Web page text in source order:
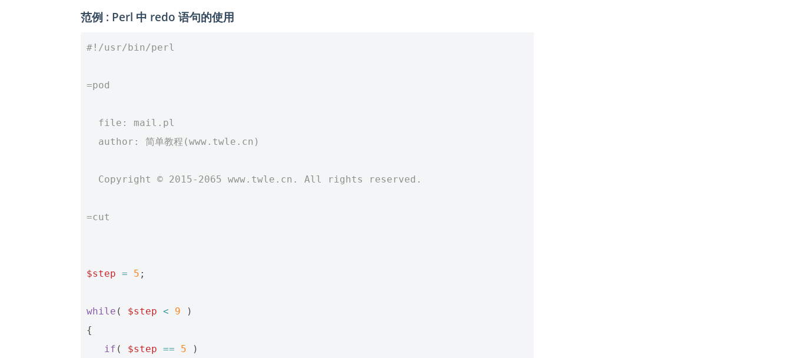
范例 : Perl 中 redo 语句的使用
#!/usr/bin/perl
=pod
  file: mail.pl
  author: 简单教程(www.twle.cn)
  Copyright © 2015-2065 www.twle.cn. All rights reserved.
=cut
$step = 5 ;
while ( $step < 9
)
{
if ( $step == 5
)